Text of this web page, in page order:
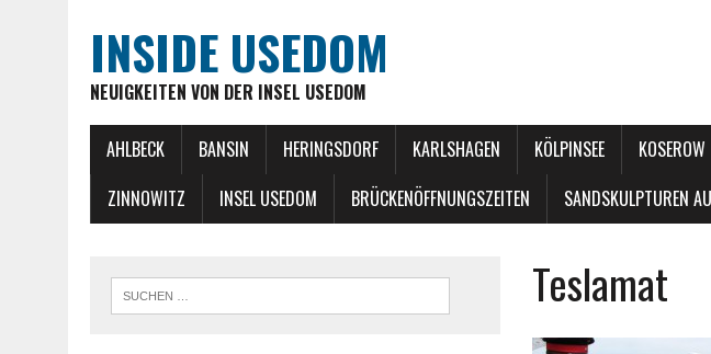
INSIDE USEDOM
NEUIGKEITEN VON DER INSEL USEDOM
AHLBECK BANSIN HERINGSDORF KARLSHAGEN KÖLPINSEE KOSEROW
ZINNOWITZ
INSEL USEDOM BRÜCKENÖFFNUNGSZEITEN SANDSKULPTUREN
Teslamat